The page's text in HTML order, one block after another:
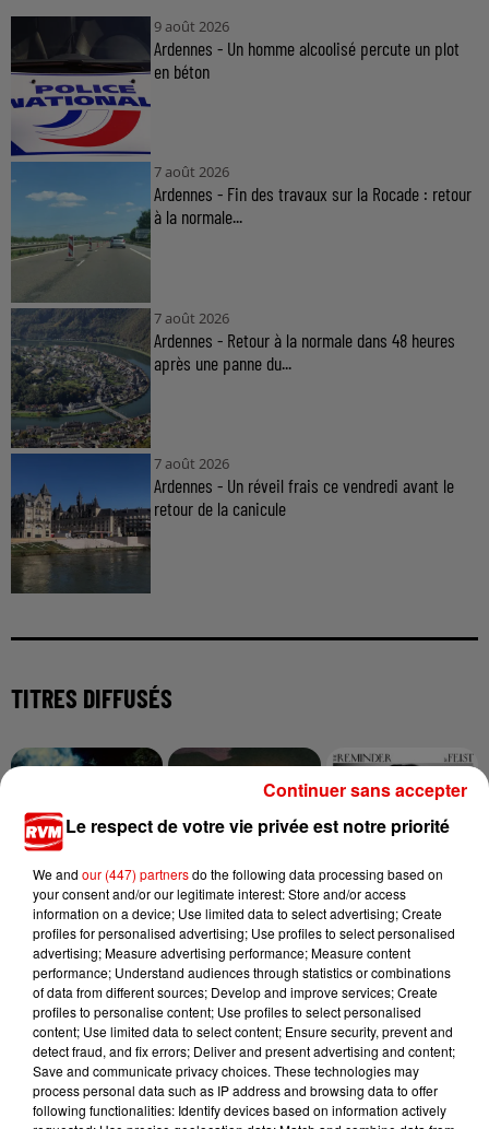
9 août 2026
Ardennes - Un homme alcoolisé percute un plot
en béton
7 août 2026
Ardennes - Fin des travaux sur la Rocade : retour
à la normale...
7 août 2026
Ardennes - Retour à la normale dans 48 heures
après une panne du...
7 août 2026
Ardennes - Un réveil frais ce vendredi avant le
retour de la canicule
TITRES DIFFUSÉS
TAME IMPALA & JENNIE
Dracula
BIGFLO & OLI
Picasso
FEIST
1234
Le respect de votre vie privée est notre priorité
We and our (447) partnersdo the following data processing based on
your consent and/or our legitimate interest: Store and/or access
information on a device; Use limited data to select advertising; Create
profiles for personalised advertising; Use profiles to select personalised
advertising; Measure advertising performance; Measure content
performance; Understand audiences through statistics or combinations
of data from different sources; Develop and improve services; Create
profiles to personalise content; Use profiles to select personalised
content; Use limited data to select content; Ensure security, prevent and
detect fraud, and fix errors; Deliver and present advertising and content;
Save and communicate privacy choices. These technologies may
process personal data such as IP address and browsing data to offer
following functionalities: Identify devices based on information actively
Continuer sans accepter